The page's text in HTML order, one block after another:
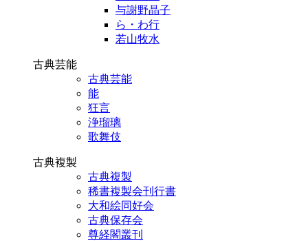
与謝野晶子
ら・わ行
若山牧水
古典芸能
古典芸能
能
狂言
浄瑠璃
歌舞伎
古典複製
古典複製
稀書複製会刊行書
大和絵同好会
古典保存会
尊経閣叢刊